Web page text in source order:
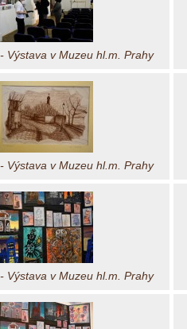
Výstava v Muzeu hl.m. Prahy
Výstava v Muzeu hl.m. Prahy
Výstava v Muzeu hl.m. Prahy